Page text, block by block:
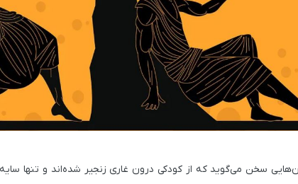
سخن می‌گوید که از کودکی درون غاری زنجیر شده‌اند و تنها